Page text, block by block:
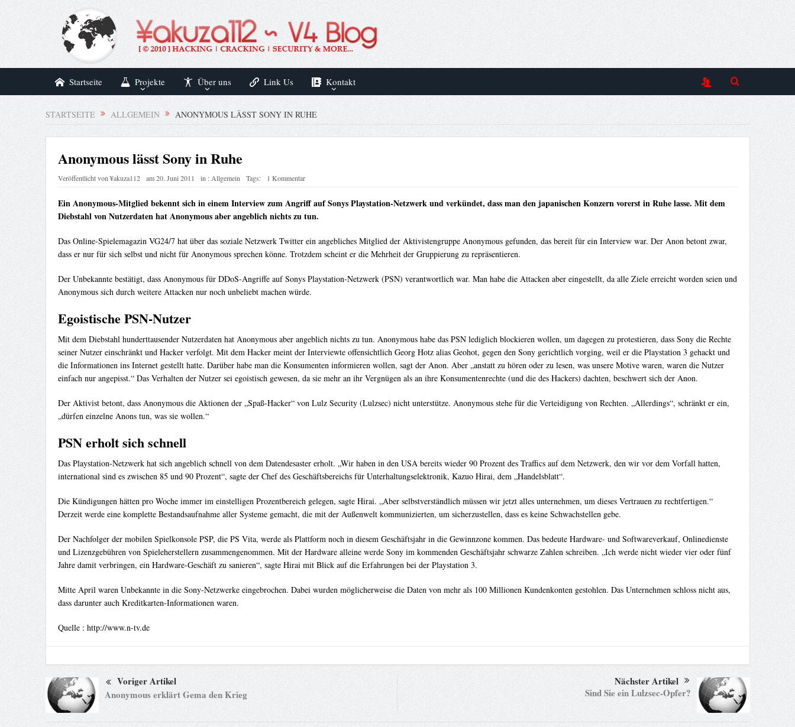
Startseite Projekte Über uns Link Us Kontakt
STARTSEITE ALLGEMEIN ANONYMOUS LÄSST SONY IN RUHE
Anonymous lässt Sony in Ruhe
Veröffentlicht von¥akuza112 am20. Juni 2011 in :Allgemein Tags: 1 Kommentar
Ein Anonymous-Mitglied bekennt sich in einem Interview zum Angriff auf Sonys Playstation-Netzwerk und verkündet, dass man den japanischen Konzern vorerst in Ruhe lasse. Mit dem
Diebstahl von Nutzerdaten hat Anonymous aber angeblich nichts zu tun.
Das Online-Spielemagazin VG24/7 hat über das soziale Netzwerk Twitter ein angebliches Mitglied der Aktivistengruppe Anonymous gefunden, das bereit für ein Interview war. Der Anon betont zwar,
dass er nur für sich selbst und nicht für Anonymous sprechen könne. Trotzdem scheint er die Mehrheit der Gruppierung zu repräsentieren.
Der Unbekannte bestätigt, dass Anonymous für DDoS-Angriffe auf Sonys Playstation-Netzwerk (PSN) verantwortlich war. Man habe die Attacken aber eingestellt, da alle Ziele erreicht worden seien und
Anonymous sich durch weitere Attacken nur noch unbeliebt machen würde.
Egoistische PSN-Nutzer
Mit dem Diebstahl hunderttausender Nutzerdaten hat Anonymous aber angeblich nichts zu tun. Anonymous habe das PSN lediglich blockieren wollen, um dagegen zu protestieren, dass Sony die Rechte
seiner Nutzer einschränkt und Hacker verfolgt. Mit dem Hacker meint der Interviewte offensichtlich Georg Hotz alias Geohot, gegen den Sony gerichtlich vorging, weil er die Playstation 3 gehackt und
die Informationen ins Internet gestellt hatte. Darüber habe man die Konsumenten informieren wollen, sagt der Anon. Aber „anstatt zu hören oder zu lesen, was unsere Motive waren, waren die Nutzer
einfach nur angepisst.“ Das Verhalten der Nutzer sei egoistisch gewesen, da sie mehr an ihr Vergnügen als an ihre Konsumentenrechte (und die des Hackers) dachten, beschwert sich der Anon.
Der Aktivist betont, dass Anonymous die Aktionen der „Spaß-Hacker“ von Lulz Security (Lulzsec) nicht unterstütze. Anonymous stehe für die Verteidigung von Rechten. „Allerdings“, schränkt er ein,
„dürfen einzelne Anons tun, was sie wollen.“
PSN erholt sich schnell
Das Playstation-Netzwerk hat sich angeblich schnell von dem Datendesaster erholt. „Wir haben in den USA bereits wieder 90 Prozent des Traffics auf dem Netzwerk, den wir vor dem Vorfall hatten,
international sind es zwischen 85 und 90 Prozent“, sagte der Chef des Geschäftsbereichs für Unterhaltungselektronik, Kazuo Hirai, dem „Handelsblatt“.
Die Kündigungen hätten pro Woche immer im einstelligen Prozentbereich gelegen, sagte Hirai. „Aber selbstverständlich müssen wir jetzt alles unternehmen, um dieses Vertrauen zu rechtfertigen.“
Derzeit werde eine komplette Bestandsaufnahme aller Systeme gemacht, die mit der Außenwelt kommunizierten, um sicherzustellen, dass es keine Schwachstellen gebe.
Der Nachfolger der mobilen Spielkonsole PSP, die PS Vita, werde als Plattform noch in diesem Geschäftsjahr in die Gewinnzone kommen. Das bedeute Hardware- und Softwareverkauf, Onlinedienste
und Lizenzgebühren von Spieleherstellern zusammengenommen. Mit der Hardware alleine werde Sony im kommenden Geschäftsjahr schwarze Zahlen schreiben. „Ich werde nicht wieder vier oder fünf
Jahre damit verbringen, ein Hardware-Geschäft zu sanieren“, sagte Hirai mit Blick auf die Erfahrungen bei der Playstation 3.
Mitte April waren Unbekannte in die Sony-Netzwerke eingebrochen. Dabei wurden möglicherweise die Daten von mehr als 100 Millionen Kundenkonten gestohlen. Das Unternehmen schloss nicht aus,
dass darunter auch Kreditkarten-Informationen waren.
Quelle : http://www.n-tv.de
Voriger Artikel
Anonymous erklärt Gema den Krieg
Nächster Artikel
Sind Sie ein Lulzsec-Opfer?